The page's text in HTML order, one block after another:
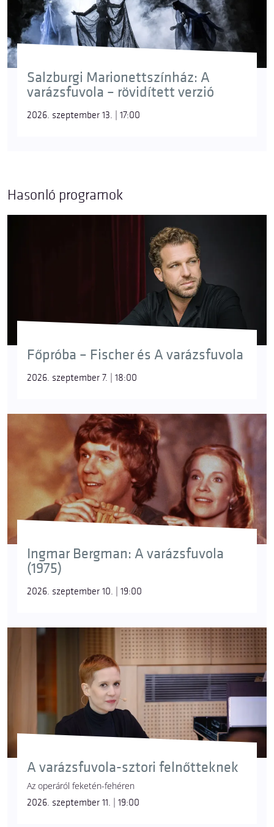
Salzburgi Marionettszínház: A
varázsfuvola – rövidített verzió
2026. szeptember 13. | 17:00
Hasonló programok
Főpróba – Fischer és A varázsfuvola
2026. szeptember 7. | 18:00
Ingmar Bergman: A varázsfuvola
(1975)
2026. szeptember 10. | 19:00
A varázsfuvola-sztori felnőtteknek
Az operáról feketén-fehéren
2026. szeptember 11. | 19:00